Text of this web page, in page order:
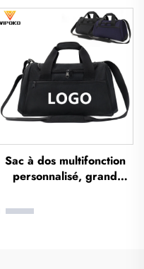
pour entraînement
masculin, sportswear de
football personnalisé,
uniforme d'équipe de
football
Sac à dos multifonction
personnalisé, grand
de salle de gym pour